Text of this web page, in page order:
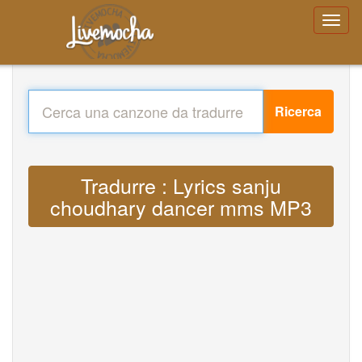
Ricerca
Tradurre : Lyrics sanju
choudhary dancer mms MP3